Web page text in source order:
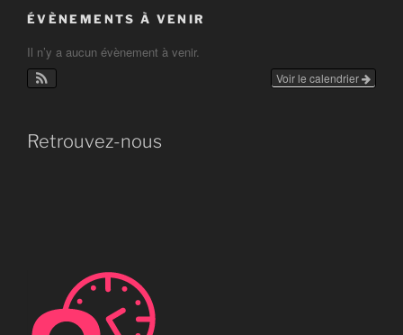
ÉVÈNEMENTS À VENIR
Il n’y a aucun évènement à venir.
Voir le calendrier
Retrouvez-nous